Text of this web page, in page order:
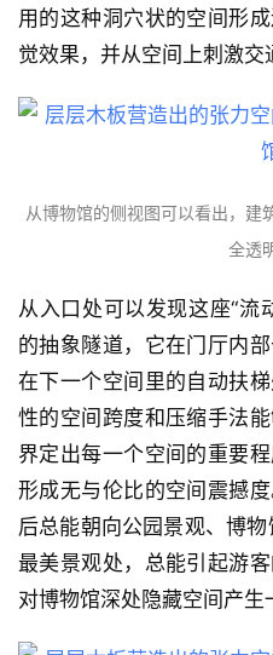
用的这种洞穴状的空间形
觉效果，并从空间上刺激交
从博物馆的侧视图可以看出，建
全透
从入口处可以发现这座“流
的抽象隧道，它在门厅内
在下一个空间里的自动扶
性的空间跨度和压缩手法
界定出每一个空间的重要
形成无与伦比的空间震撼
后总能朝向公园景观、博
最美景观处，总能引起游
对博物馆深处隐藏空间产生